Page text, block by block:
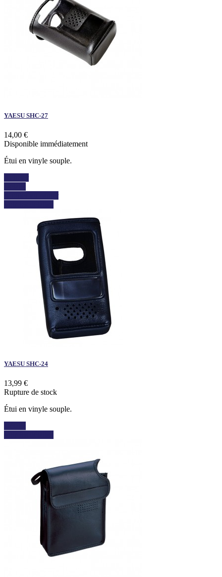
YAESU SHC-27
14,00 €
Disponible immédiatement
Étui en vinyle souple.
YAESU SHC-24
13,99 €
Rupture de stock
Étui en vinyle souple.